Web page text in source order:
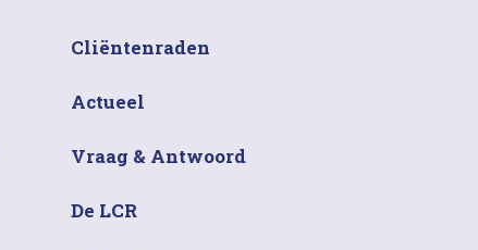
Cliëntenraden
Actueel
Vraag & Antwoord
De LCR